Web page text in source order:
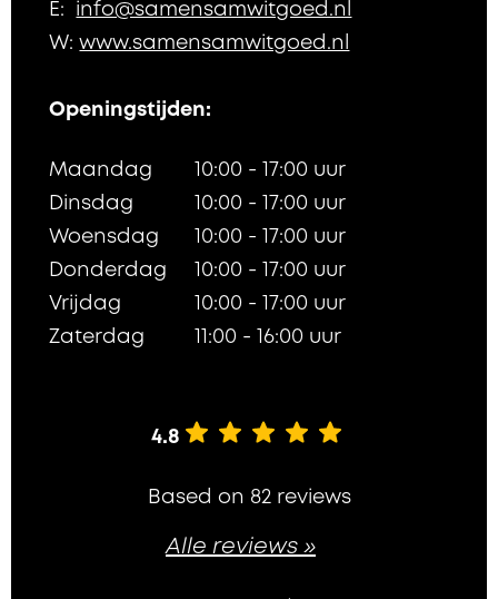
E: info@samensamwitgoed.nl
W:www.samensamwitgoed.nl
Openingstijden:
Maandag
10:00 - 17:00 uur
Dinsdag
10:00 - 17:00 uur
Woensdag
10:00 - 17:00 uur
Donderdag
10:00 - 17:00 uur
Vrijdag
10:00 - 17:00 uur
Zaterdag
11:00 - 16:00 uur
4.8
Based on 82 reviews
Alle reviews »